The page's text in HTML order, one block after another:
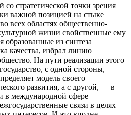
стратегической точки зрения
важной позицией на стыке
всех областях общественно-
жизни свойственные ему
образованные из синтеза
качества, избрал линию
На пути реализации этого
с одной стороны,
модель своего
развития, а с другой, — в
в международной сфере
связи в целях